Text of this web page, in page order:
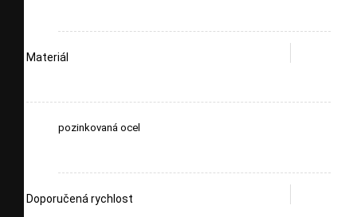
Materiál
pozinkovaná ocel
Doporučená rychlost